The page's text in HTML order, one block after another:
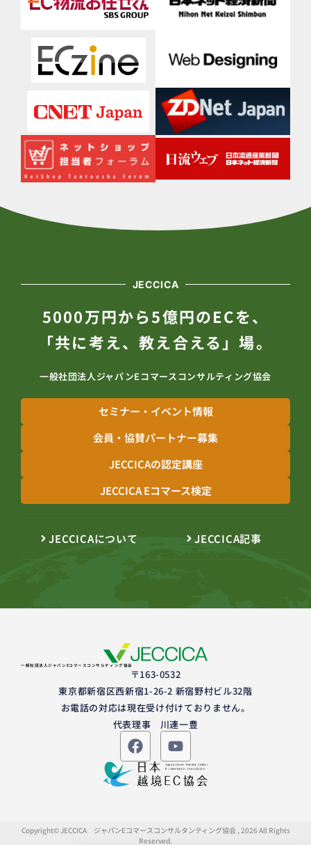
JECCICA
5000万円から5億円のECを、
「共に考え、教え合える」場。
一般社団法人ジャパンEコマースコンサルティング協会
セミナー・イベント情報
会員・協賛パートナー募集
JECCICAの認定講座
JECCICA Eコマース検定
JECCICAについて JECCICA記事
一般社団法人ジャパンEコマースコンサルティング協会
〒163-0532
東京都新宿区西新宿1-26-2 新宿野村ビル32階
お電話の対応は現在受け付けておりません。
代表理事 川連一豊
Copyright© JECCICA ジャパンEコマースコンサルタンティング協会 , 2026 All Rights
Reserved.